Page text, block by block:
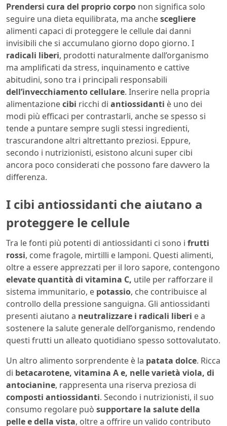
Prendersi cura del proprio corpo non significa solo
seguire una dieta equilibrata, ma anchescegliere
alimenti capaci di proteggere le cellule dai danni
invisibili che si accumulano giorno dopo giorno. I
radicali liberi, prodotti naturalmente dall’organismo
ma amplificati da stress, inquinamento e cattive
abitudini, sono tra i principali responsabili
dell’invecchiamentocellulare. Inserire nella propria
alimentazionecibi ricchi di antiossidanti è uno dei
modi più efficaci per contrastarli, anche se spesso si
tende a puntare sempre sugli stessi ingredienti,
trascurandone altri altrettanto preziosi. Eppure,
secondo i nutrizionisti, esistono alcuni super cibi
ancora poco considerati che possono fare davvero la
differenza.
I cibi antiossidanti che aiutano a
proteggere le cellule
Tra le fonti più potenti di antiossidanti ci sono i frutti
rossi, come fragole, mirtilli e lamponi. Questi alimenti,
oltre a essere apprezzati per il loro sapore, contengono
elevate quantità di vitamina C, utile per rafforzare il
sistema immunitario, e potassio, che contribuisce al
controllo della pressione sanguigna. Gli antiossidanti
presenti aiutano a neutralizzare i radicali liberi e a
sostenere la salute generale dell’organismo, rendendo
questi frutti un alleato quotidiano spesso sottovalutato.
Un altro alimento sorprendente è la patata dolce. Ricca
di betacarotene, vitamina A e, nelle varietà viola, di
antocianine, rappresenta una riserva preziosa di
composti antiossidanti. Secondo i nutrizionisti, il suo
consumo regolare può supportare la salute della
pelle e della vista, oltre a offrire un valido contributo